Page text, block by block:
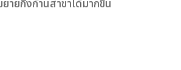
ยกิ่งก้านสาขาได้มากขึ้น